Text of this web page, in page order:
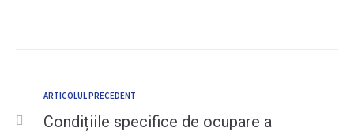
ARTICOLUL PRECEDENT
Condițiile specifice de ocupare a